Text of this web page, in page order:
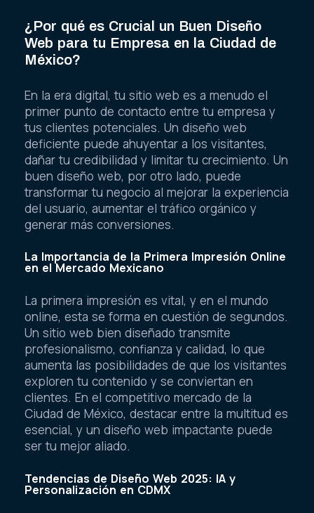
¿Por qué es Crucial un Buen Diseño
Web para tu Empresa en la Ciudad de
México?
En la era digital, tu sitio web es a menudo el
primer punto de contacto entre tu empresa y
tus clientes potenciales. Un diseño web
deficiente puede ahuyentar a los visitantes,
dañar tu credibilidad y limitar tu crecimiento. Un
buen diseño web, por otro lado, puede
transformar tu negocio al mejorar la experiencia
del usuario, aumentar el tráfico orgánico y
generar más conversiones.
La Importancia de la Primera Impresión Online
en el Mercado Mexicano
La primera impresión es vital, y en el mundo
online, esta se forma en cuestión de segundos.
Un sitio web bien diseñado transmite
profesionalismo, confianza y calidad, lo que
aumenta las posibilidades de que los visitantes
exploren tu contenido y se conviertan en
clientes. En el competitivo mercado de la
Ciudad de México, destacar entre la multitud es
esencial, y un diseño web impactante puede
ser tu mejor aliado.
Tendencias de Diseño Web 2025: IA y
Personalización en CDMX